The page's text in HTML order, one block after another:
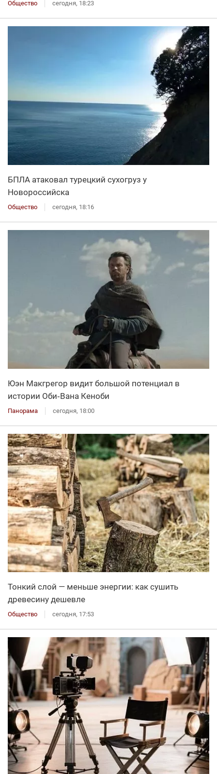
Общество сегодня, 18:23
БПЛА атаковал турецкий сухогруз у
Новороссийска
Общество сегодня, 18:16
Юэн Макгрегор видит большой потенциал в
истории Оби‑Вана Кеноби
Панорама сегодня, 18:00
Тонкий слой — меньше энергии: как сушить
древесину дешевле
Общество сегодня, 17:53